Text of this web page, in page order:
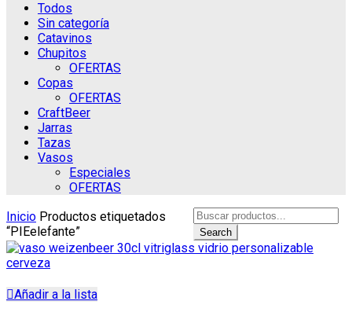
Todos
Sin categoría
Catavinos
Chupitos
OFERTAS
Copas
OFERTAS
CraftBeer
Jarras
Tazas
Vasos
Especiales
OFERTAS
Inicio Productos etiquetados
“PIEelefante”
Search
for:
Search
Añadir a la lista